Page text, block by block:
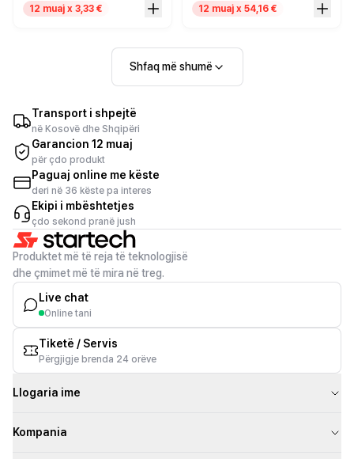
12 muaj x 3,33 €
HDMI+DP+USB- Blu e errët
12 muaj x 54,16 €
Shfaq më shumë
Transport i shpejtë
në Kosovë dhe Shqipëri
Garancion 12 muaj
për çdo produkt
Paguaj online me këste
deri në 36 këste pa interes
Ekipi i mbështetjes
çdo sekond pranë jush
Produktet më të reja të teknologjisë
dhe çmimet më të mira në treg.
Live chat
Online tani
Tiketë / Servis
Përgjigje brenda 24 orëve
Llogaria ime
Kompania